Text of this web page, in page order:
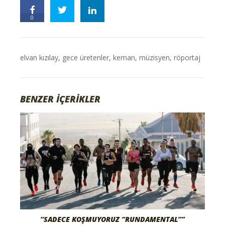
0
elvan kızılay, gece üretenler,keman,müzisyen,röportaj
BENZER İÇERİKLER
“SADECE KOŞMUYORUZ “RUNDAMENTAL””